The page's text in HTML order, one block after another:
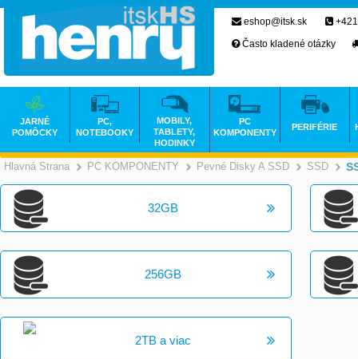
Hlavná Strana >
PC KOMPONENTY >
Pevné Disky A SSD SSD
32GB
256GB
2TB a viac
eshop@itsk.sk
Často kladené otázky
JARNÉ
POMÔCKY
PC,
NOTEBOOKY
MOBILY,
TABLETY,
HODINKY
PC
KOMPONENTY
PERIFÉRIE